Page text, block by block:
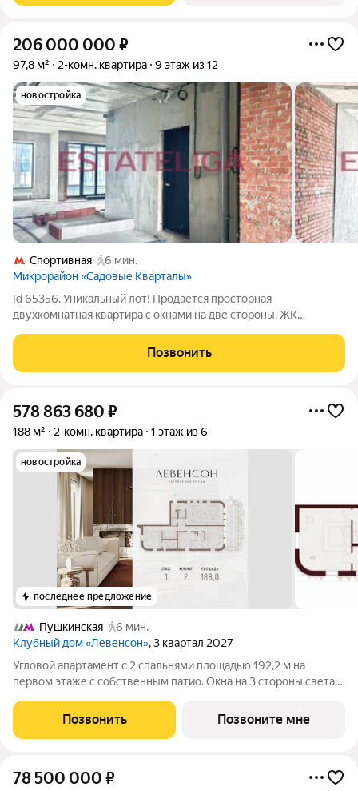
206 000 000 ₽
97,8 м² 2-комн. квартира 9 этаж из 12
новостройка
Спортивная
6 мин.
Микрорайон «Садовые Кварталы»
Id 65356. Уникальный лот! Продается просторная
двухкомнатная квартира с окнами на две стороны. ЖК
(Хамовники, ЦАО, 5 мин пешком до м. Фрунзенская) О
Позвонить
578 863 680 ₽
188 м² 2-комн. квартира 1 этаж из 6
новостройка
последнее предложение
Пушкинская
6 мин.
Клубный дом «Левенсон», 3 квартал 2027
Угловой апартамент с 2 спальнями площадью 192,2 м на
первом этаже с собственным патио. Окна на 3 стороны света:
гостиная 51,3 кв.м обрамленная 7 панорамными окнами.
Приватная зона с 2
Позвонить Позвоните мне
78 500 000 ₽